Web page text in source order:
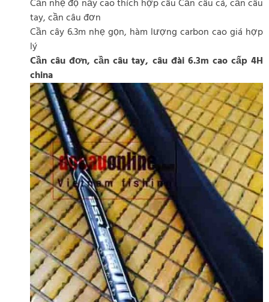
Cần nhẹ độ nảy cao thích hợp câu Cần câu cá, cần câu
tay, cần câu đơn
Cần cây 6.3m nhẹ gọn, hàm lượng carbon cao giá hợp
lý
Cần câu đơn, cần câu tay, câu đài 6.3m cao cấp 4H
china